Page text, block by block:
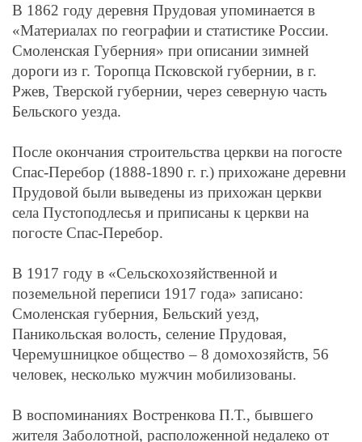
В 1862 году деревня Прудовая упоминается в
«Материалах по географии и статистике России.
Смоленская Губерния» при описании зимней
дороги из г. Торопца Псковской губернии, в г.
Ржев, Тверской губернии, через северную часть
Бельского уезда.
После окончания строительства церкви на погосте
Спас-Перебор (1888-1890 г. г.) прихожане деревни
Прудовой были выведены из прихожан церкви
села Пустоподлесья и приписаны к церкви на
погосте Спас-Перебор.
В 1917 году в «Сельскохозяйственной и
поземельной переписи 1917 года» записано:
Смоленская губерния, Бельский уезд,
Паникольская волость, селение Прудовая,
Черемушницкое общество – 8 домохозяйств, 56
человек, несколько мужчин мобилизованы.
В воспоминаниях Востренкова П.Т., бывшего
жителя Заболотной, расположенной недалеко от